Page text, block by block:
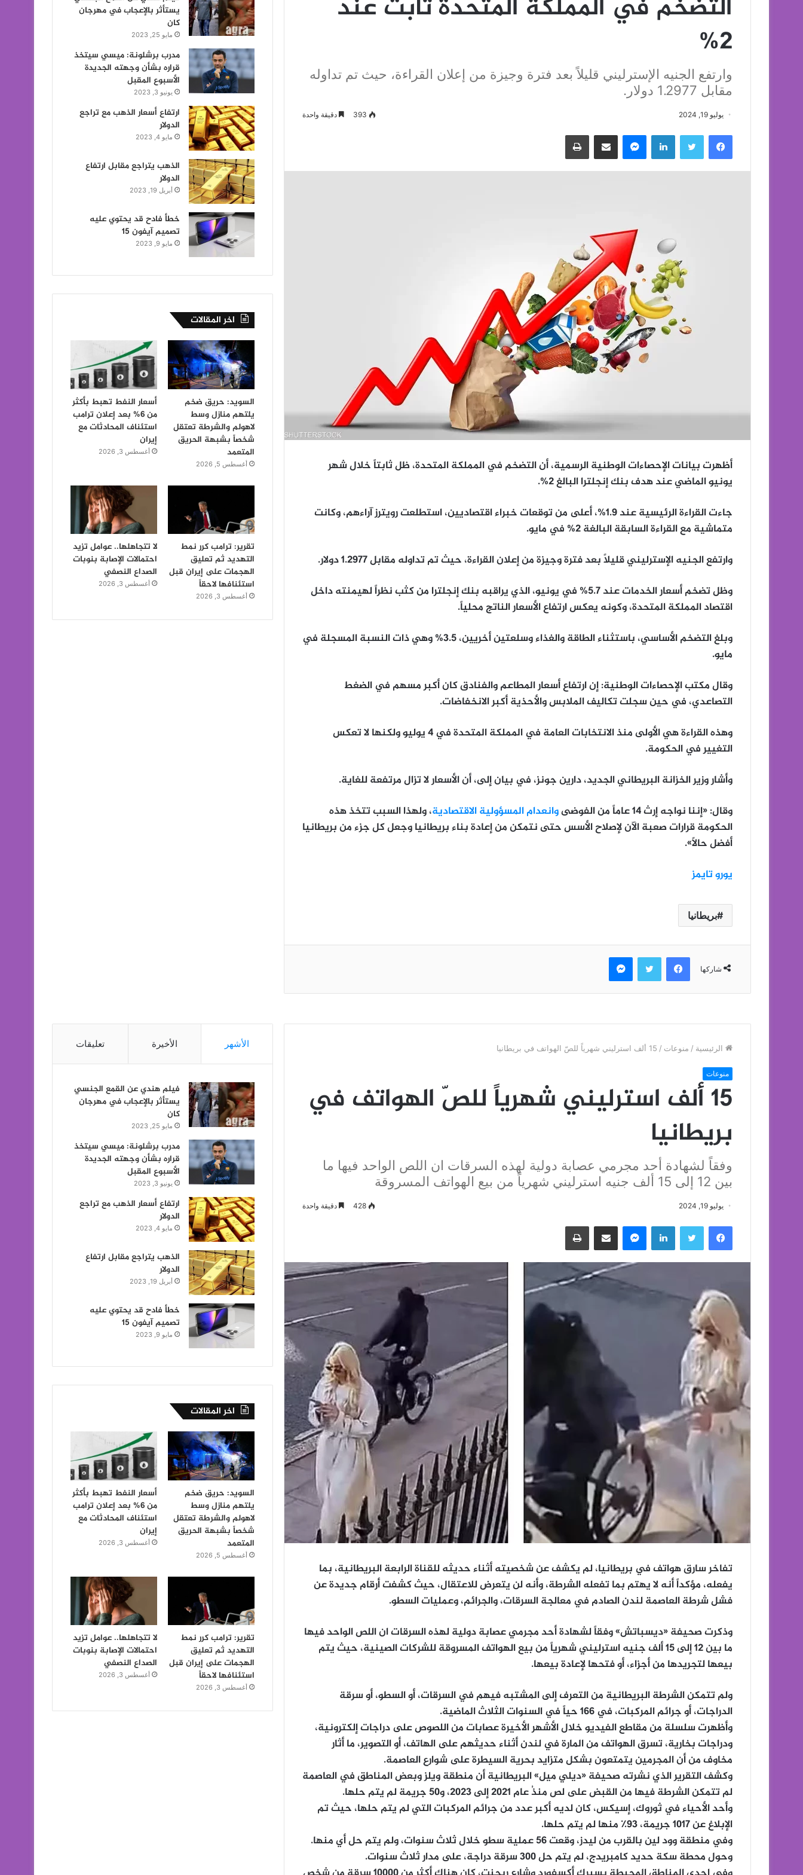
التضخم في المملكة المتحدة ثابت عند
2%
وارتفع الجنيه الإسترليني قليلاً بعد فترة وجيزة من إعلان القراءة، حيث تم تداوله
مقابل 1.2977 دولار.
يوليو 19, 2024 393 دقيقة واحدة
فيسبوك تويتر لينكدإن ماسنجر مشاركة عبر البريد طباعة
أظهرت بيانات الإحصاءات الوطنية الرسمية، أن التضخم في المملكة المتحدة، ظل ثابتاً خلال شهر
يونيو الماضي عند هدف بنك إنجلترا البالغ 2%.
جاءت القراءة الرئيسية عند 1.9%، أعلى من توقعات خبراء اقتصاديين، استطلعت رويترز آراءهم، وكانت
متماشية مع القراءة السابقة البالغة 2% في مايو.
وارتفع الجنيه الإسترليني قليلاً بعد فترة وجيزة من إعلان القراءة، حيث تم تداوله مقابل 1.2977 دولار.
وظل تضخم أسعار الخدمات عند 5.7% في يونيو، الذي يراقبه بنك إنجلترا من كثب نظراً لهيمنته داخل
اقتصاد المملكة المتحدة، وكونه يعكس ارتفاع الأسعار الناتج محلياً.
وبلغ التضخم الأساسي، باستثناء الطاقة والغذاء وسلعتين أخريين، 3.5% وهي ذات النسبة المسجلة في
مايو.
وقال مكتب الإحصاءات الوطنية: إن ارتفاع أسعار المطاعم والفنادق كان أكبر مسهم في الضغط
التصاعدي، في حين سجلت تكاليف الملابس والأحذية أكبر الانخفاضات.
وهذه القراءة هي الأولى منذ الانتخابات العامة في المملكة المتحدة في 4 يوليو ولكنها لا تعكس
التغيير في الحكومة.
وأشار وزير الخزانة البريطاني الجديد، دارين جونز، في بيان إلى، أن الأسعار لا تزال مرتفعة للغاية.
وقال: «إننا نواجه إرث 14 عاماً من الفوضى
وانعدام المسؤولية الاقتصادية، ولهذا السبب تتخذ هذه
الحكومة قرارات صعبة الآن لإصلاح الأسس حتى نتمكن من إعادة بناء بريطانيا وجعل كل جزء من بريطانيا
أفضل حالاً».
يورو تايمز
بريطانيا
شاركها
فيسبوك تويتر ماسنجر
يستأثر بالإعجاب في مهرجان
كان
مايو 25, 2023
مدرب برشلونة: ميسي سيتخذ
قراره بشأن وجهته الجديدة
الأسبوع المقبل
يونيو 3, 2023
ارتفاع أسعار الذهب مع تراجع
الدولار
مايو 4, 2023
الذهب يتراجع مقابل ارتفاع
الدولار
أبريل 19, 2023
خطأ فادح قد يحتوي عليه
تصميم آيفون 15
مايو 9, 2023
اخر المقالات
السويد: حريق ضخم
يلتهم منازل وسط
لاهولم والشرطة تعتقل
شخصاً بشبهة الحريق
المتعمد
أغسطس 5, 2026
أسعار النفط تهبط بأكثر
من 6% بعد إعلان ترامب
استئناف المحادثات مع
إيران
أغسطس 3, 2026
تقرير: ترامب كرر نمط
التهديد ثم تعليق
الهجمات على إيران قبل
استئنافها لاحقاً
أغسطس 3, 2026
لا تتجاهلها.. عوامل تزيد
احتمالات الإصابة بنوبات
الصداع النصفي
أغسطس 3, 2026